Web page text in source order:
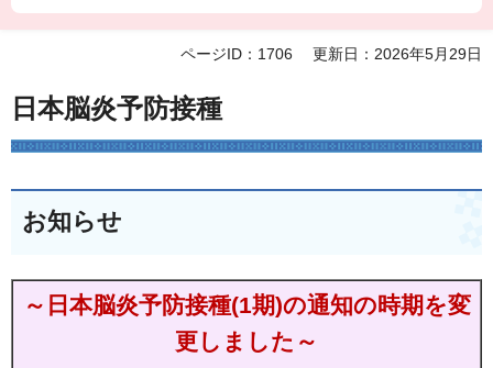
ページID：1706 更新日：2026年5月29日
日本脳炎予防接種
お知らせ
～日本脳炎予防接種(1期)の通知の時期を変
更しました～